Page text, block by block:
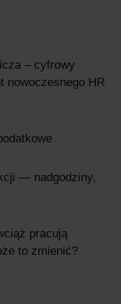
– cyfrowy
nowoczesnego HR
— nadgodziny,
pracują
to zmienić?